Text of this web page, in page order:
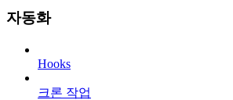
자동화
Hooks
크론 작업